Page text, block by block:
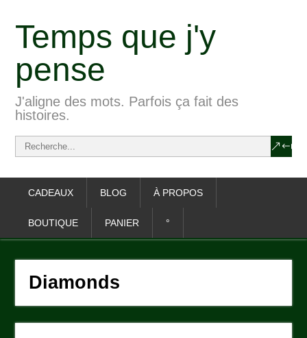
Temps que j'y
pense
J'aligne des mots. Parfois ça fait des
histoires.
CADEAUX BLOG À PROPOS
BOUTIQUE PANIER °
Diamonds